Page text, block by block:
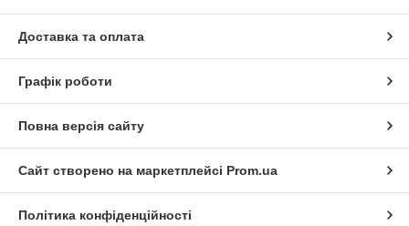
Доставка та оплата
Графік роботи
Повна версія сайту
Сайт створено на маркетплейсі Prom.ua
Політика конфіденційності